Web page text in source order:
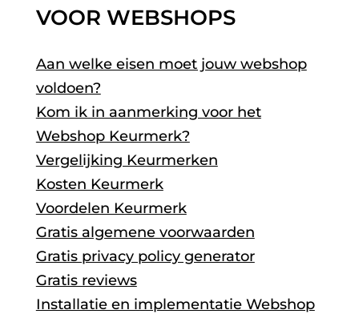
VOOR WEBSHOPS
Aan welke eisen moet jouw webshop
voldoen?
Kom ik in aanmerking voor het
Webshop Keurmerk?
Vergelijking Keurmerken
Kosten Keurmerk
Voordelen Keurmerk
Gratis algemene voorwaarden
Gratis privacy policy generator
Gratis reviews
Installatie en implementatie Webshop